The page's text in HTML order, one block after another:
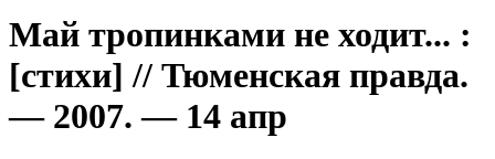
Май тропинками не ходит... :
[стихи] // Тюменская правда.
— 2007. — 14 апр